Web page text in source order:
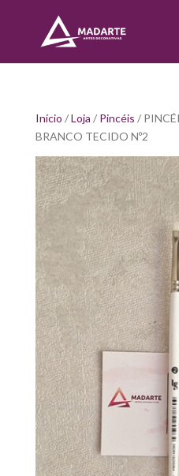
Início /Loja / Pincéis /
BRANCO TECIDO Nº2